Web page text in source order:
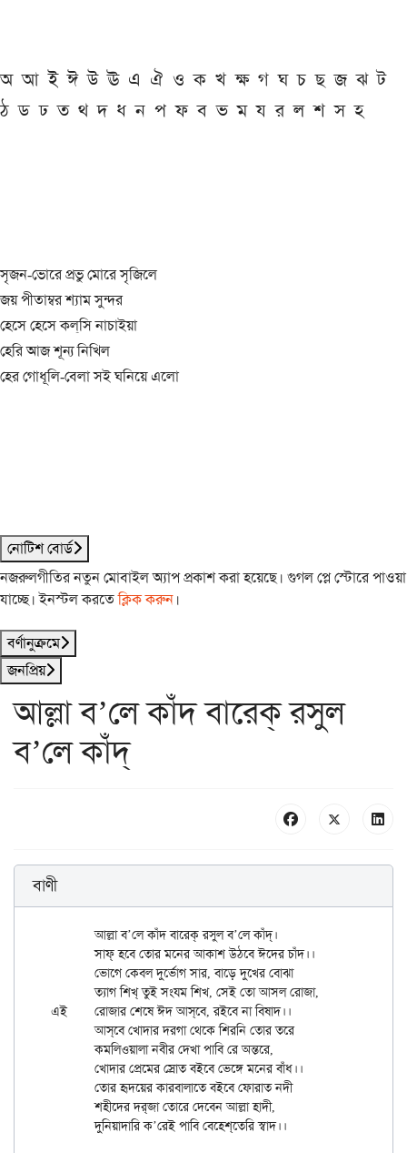
অ আ ই ঈ উ ঊ এ ঐ ও ক খ ক্ষ গ ঘ চ ছ জ ঝ ট
ঠ ড ঢ ত থ দ ধ ন প ফ ব ভ ম য র ল শ স হ
সৃজন-ভোরে প্রভু মোরে সৃজিলে
জয় পীতাম্বর শ্যাম সুন্দর
হেসে হেসে কল্‌সি নাচাইয়া
হেরি আজ শূন্য নিখিল
হের গোধূলি-বেলা সই ঘনিয়ে এলো
নোটিশ বোর্ড
নজরুলগীতির নতুন মোবাইল অ্যাপ প্রকাশ করা হয়েছে। গুগল প্লে স্টোরে পাওয়া
যাচ্ছে। ইনস্টল করতেক্লিক করুন।
বর্ণানুক্রমে
জনপ্রিয়
আল্লা ব’লে কাঁদ বারেক্ রসুল
ব’লে কাঁদ্
বাণী
	আল্লা ব’লে কাঁদ বারেক্ রসুল ব’লে কাঁদ্।
	সাফ্ হবে তোর মনের আকাশ উঠবে ঈদের চাঁদ।।
	ত্যাগ শিখ্ তুই সংযম শিখ, সেই তো আসল রোজা,
এই	রোজার শেষে ঈদ আস্‌বে, রইবে না বিষাদ।।
	আস্‌বে খোদার দরগা থেকে শিরনি তোর তরে
	কমলিওয়ালা নবীর দেখা পাবি রে অন্তরে,
	শহীদের দর্‌জা তোরে দেবেন আল্লা হাদী,